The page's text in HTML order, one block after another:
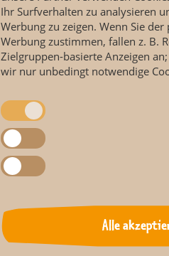
Folge 953 jetzt
Ihr Surfverhalten zu analysieren
Werbung zu zeigen. Wenn Sie
Werbung zustimmen, fallen z. B.
Zielgruppen-basierte Anzeigen
wir nur unbedingt notwendige
Alle